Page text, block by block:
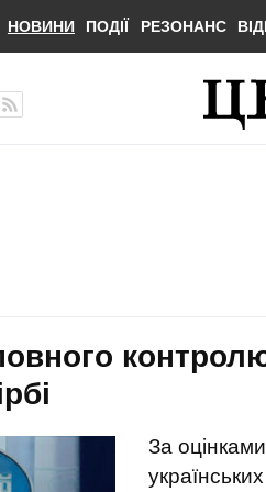
НОВИНИ ПОДІЇ РЕЗОНАНС
За